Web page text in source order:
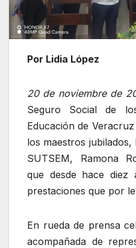
Por Lidia López
20 de noviembre de
Seguro Social de
Educación de
los maestros jubilados,
SUTSEM, Ramona
que desde hace diez
prestaciones que por
En rueda de prensa
acompañada de